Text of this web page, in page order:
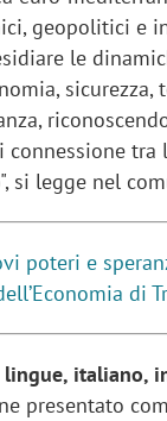
geopolitici e
le
sicurezza,
tra
si legge nel
poteri e
di
italiano,
presentato